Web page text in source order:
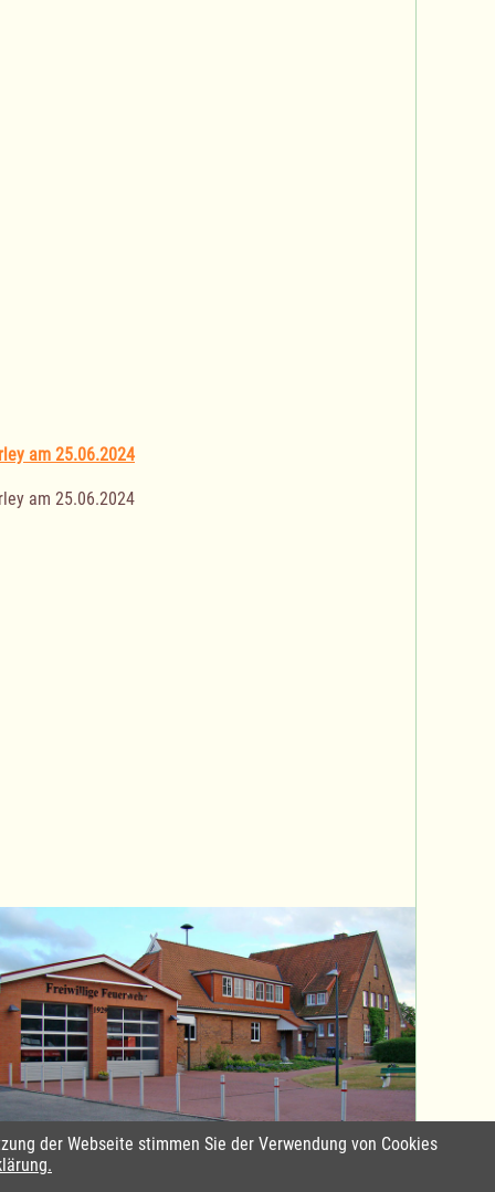
am 25.06.2024
am 25.06.2024
Standort Sterley
der Webseite stimmen Sie der Verwendung von Cookies